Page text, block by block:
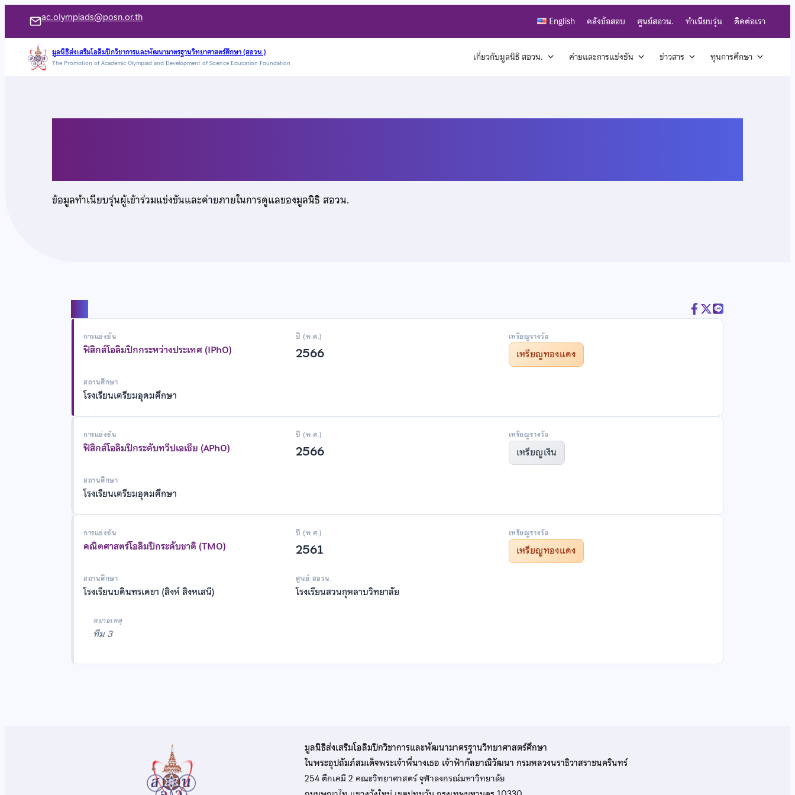
เนื้อหา
ac.olympiads@posn.or.th English คลังข้อสอบ ศูนย์สอวน. ทำเนียบรุ่น ติดต่อเรา
มูลนิธิส่งเสริมโอลิมปิกวิชาการและพัฒนามาตรฐานวิทยาศาสตร์ศึกษา (สอวน.)
The Promotion of Academic Olympiad and Development of Science Education Foundation เกี่ยวกับมูลนิธิ สอวน. ค่ายและการแข่งขัน ข่าวสาร ทุนการศึกษา
ข้อมูลทำเนียบรุ่นผู้เข้าร่วมแข่งขันและค่ายภายในการดูแลของมูลนิธิ สอวน.
การแข่งขัน
ฟิสิกส์โอลิมปิกกระหว่างประเทศ (IPhO)
ปี (พ.ศ.)
2566
เหรียญรางวัล
เหรียญทองแดง
สถานศึกษา
โรงเรียนเตรียมอุดมศึกษา
การแข่งขัน
ฟิสิกส์โอลิมปิกระดับทวีปเอเชีย (APhO)
ปี (พ.ศ.)
2566
เหรียญรางวัล
เหรียญเงิน
สถานศึกษา
โรงเรียนเตรียมอุดมศึกษา
การแข่งขัน
คณิตศาสตร์โอลิมปิกระดับชาติ (TMO)
ปี (พ.ศ.)
2561
เหรียญรางวัล
เหรียญทองแดง
สถานศึกษา
โรงเรียนบดินทรเดขา (สิงห์ สิงหเสนี)
ศูนย์ สอวน.
โรงเรียนสวนกุหลาบวิทยาลัย
หมายเหตุ
ทีม 3
มูลนิธิส่งเสริมโอลิมปิกวิชาการและพัฒนามาตรฐานวิทยาศาสตร์ศึกษา
ในพระอุปถัมภ์สมเด็จพระเจ้าพี่นางเธอ เจ้าฟ้ากัลยาณิวัฒนา กรมหลวงนราธิวาสราชนครินทร์
254 ตึกเคมี 2 คณะวิทยาศาสตร์ จุฬาลงกรณ์มหาวิทยาลัย